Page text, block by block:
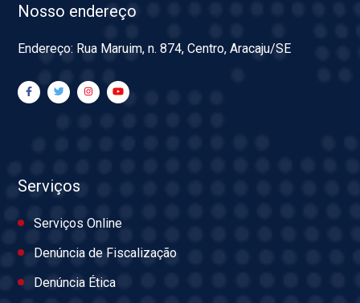
Nosso endereço
Endereço: Rua Maruim, n. 874, Centro, Aracaju/SE
Serviços
Serviços Online
Denúncia de Fiscalização
Denúncia Ética